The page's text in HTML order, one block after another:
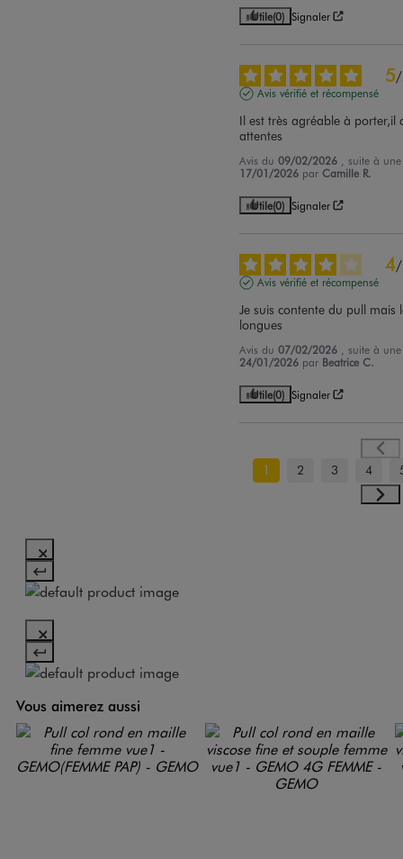
Utile(0) Signaler
5/
Avis vérifié et récompensé
Il est très agréable à porter,il
attentes
Avis du09/02/2026
, suite à
17/01/2026 parCamille R.
Utile(0) Signaler
4/
Avis vérifié et récompensé
Je suis contente du pull mais
longues
Avis du07/02/2026
, suite à
24/01/2026 par Beatrice C.
Utile(0) Signaler
1 2 3 4
Vous aimerez aussi